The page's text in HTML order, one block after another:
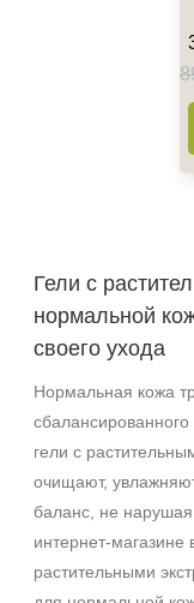
Область применения
Объём
1 шт
2 шт
Показать еще
Ингредиенты
Растительные
AHA-кислоты
DMAE
Гели с
нормальной
своего ухода
Нормальная кожа
гели с
очищают,
баланс, не
растительными